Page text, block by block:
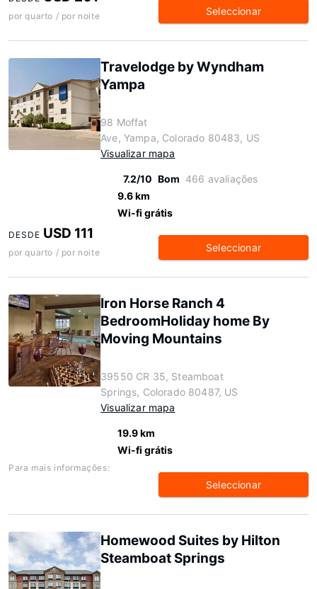
por quarto / por noite Seleccionar
Travelodge by Wyndham
Yampa
98 Moffat
Ave, Yampa, Colorado 80483, US
Visualizar mapa
7.2/10 Bom 466 avaliações
9.6 km
Wi-fi grátis
DESDE USD 111
por quarto / por noite Seleccionar
Iron Horse Ranch 4
BedroomHoliday home By
Moving Mountains
39550 CR 35, Steamboat
Springs, Colorado 80487, US
Visualizar mapa
19.9 km
Wi-fi grátis
Para mais informações:
Seleccionar
Homewood Suites by Hilton
Steamboat Springs